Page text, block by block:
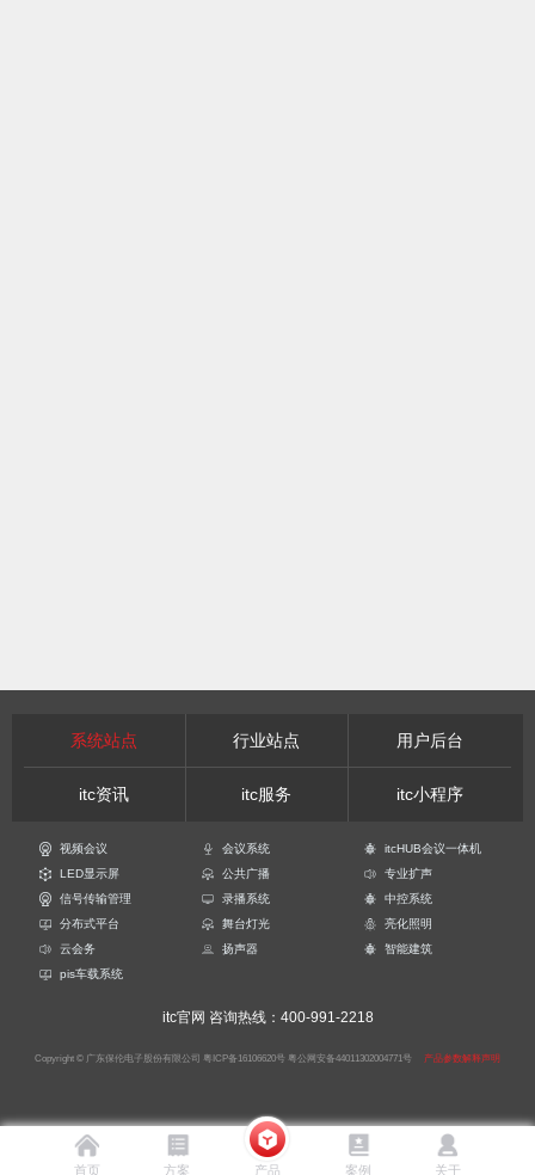
系统站点 行业站点 用户后台
itc资讯 itc服务 itc小程序
视频会议 会议系统
itcHUB会议一体机
LED显示屏
公共广播
专业扩声
信号传输管理
录播系统
中控系统
分布式平台
舞台灯光
亮化照明
云会务
扬声器
智能建筑
pis车载系统
itc官网 咨询热线：400-991-2218
Copyright © 广东保伦电子股份有限公司 粤ICP备16106620号 粤公网安备44011302004771号 产品参数解释声明
首页 方案 产品 案例 关于